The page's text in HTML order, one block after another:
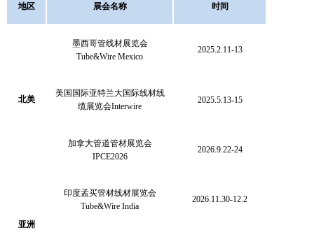
地区 展会名称 时间
北美
墨西哥管线材展览会
Tube&Wire Mexico
2025.2.11-13
美国国际亚特兰大国际线材线
缆展览会Interwire
2025.5.13-15
加拿大管道管材展览会
IPCE2026
2026.9.22-24
亚洲
印度孟买管材线材展览会
Tube&Wire India
2026.11.30-12.2